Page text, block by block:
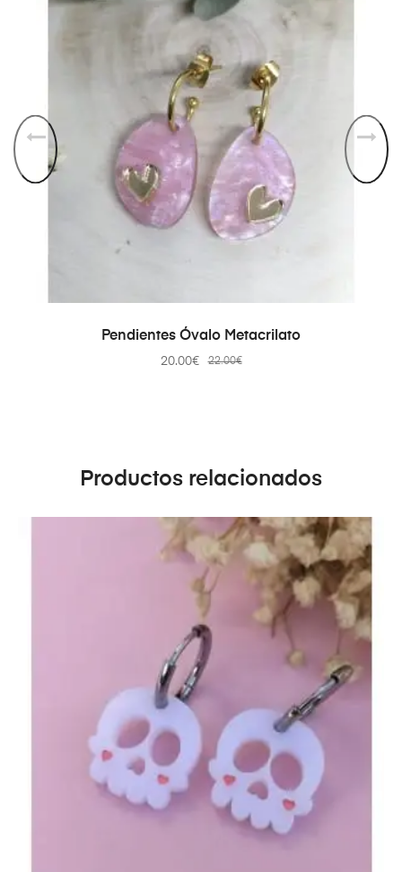
AÑADIR AL CARRITO
Pendientes Óvalo Metacrilato
22.00€
20.00€
Productos relacionados